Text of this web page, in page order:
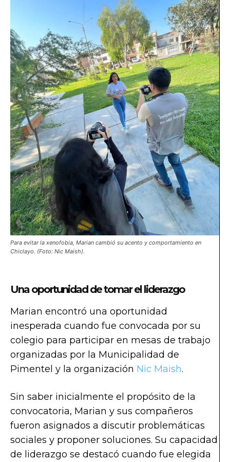
Para evitar la xenofobia, Marian cambió su acento y comportamiento en
Chiclayo. (Foto: Nic Maish).
Una oportunidad de tomar el liderazgo
Marian encontró una oportunidad
inesperada cuando fue convocada por su
colegio para participar en mesas de trabajo
organizadas por la Municipalidad de
Pimentel y la organización Nic Maish.
Sin saber inicialmente el propósito de la
convocatoria, Marian y sus compañeros
fueron asignados a discutir problemáticas
sociales y proponer soluciones. Su capacidad
de liderazgo se destacó cuando fue elegida